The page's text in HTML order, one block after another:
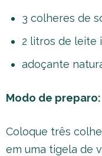
3 colheres de
2 litros de leite
adoçante
Modo de preparo:
Coloque três
em uma tigela de